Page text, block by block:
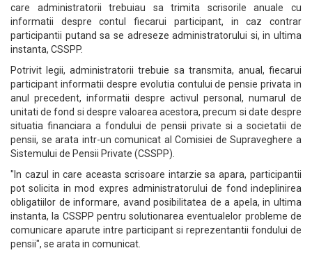
care administratorii trebuiau sa trimita scrisorile anuale cu
informatii despre contul fiecarui participant, in caz contrar
participantii putand sa se adreseze administratorului si, in ultima
instanta, CSSPP.
Potrivit legii, administratorii trebuie sa transmita, anual, fiecarui
participant informatii despre evolutia contului de pensie privata in
anul precedent, informatii despre activul personal, numarul de
unitati de fond si despre valoarea acestora, precum si date despre
situatia financiara a fondului de pensii private si a societatii de
pensii, se arata intr-un comunicat al Comisiei de Supraveghere a
Sistemului de Pensii Private (CSSPP).
"In cazul in care aceasta scrisoare intarzie sa apara, participantii
pot solicita in mod expres administratorului de fond indeplinirea
obligatiilor de informare, avand posibilitatea de a apela, in ultima
instanta, la CSSPP pentru solutionarea eventualelor probleme de
comunicare aparute intre participant si reprezentantii fondului de
pensii", se arata in comunicat.